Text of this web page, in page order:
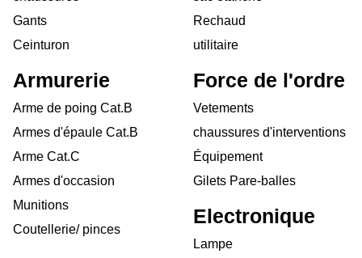
Gants
Ceinturon
Rechaud
utilitaire
Armurerie
Arme de poing Cat.B
Armes d'épaule Cat.B
Arme Cat.C
Armes d'occasion
Munitions
Coutellerie/ pinces
Force de l'ordre
Vetements
chaussures d'interventions
Équipement
Gilets Pare-balles
Electronique
Lampe